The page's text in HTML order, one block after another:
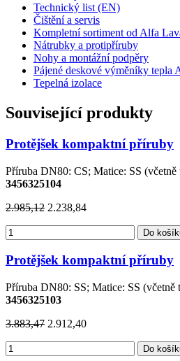
Technický list (EN)
Čištění a servis
Kompletní sortiment od Alfa
Nátrubky a protipříruby
Nohy a montážní podpěry
Pájené deskové výměníky tepla
Tepelná izolace
Související produkty
Protějšek kompaktní příruby
Příruba DN80: CS; Matice: SS (včetně
3456325104
2.985,12 2.238,84
Do
Protějšek kompaktní příruby
Příruba DN80: SS; Matice: SS (včetně
3456325103
3.883,47 2.912,40
Do